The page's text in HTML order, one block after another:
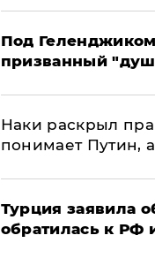
Под
призванный
Наки раскрыл
понимает Путин,
Турция заявила
обратилась к РФ